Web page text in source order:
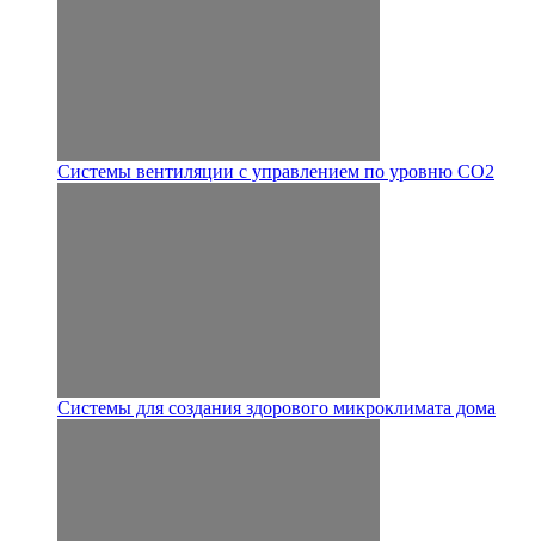
Системы вентиляции с управлением по уровню CO2
Системы для создания здорового микроклимата дома